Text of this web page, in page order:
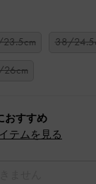
38/
おすすめ
テムを見る